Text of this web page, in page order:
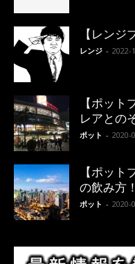
【レンジ
レンジ - 2022-
【ポッ
レアとの
ポット - 2020-
【ポッ
の飲み方
ポット - 2020-